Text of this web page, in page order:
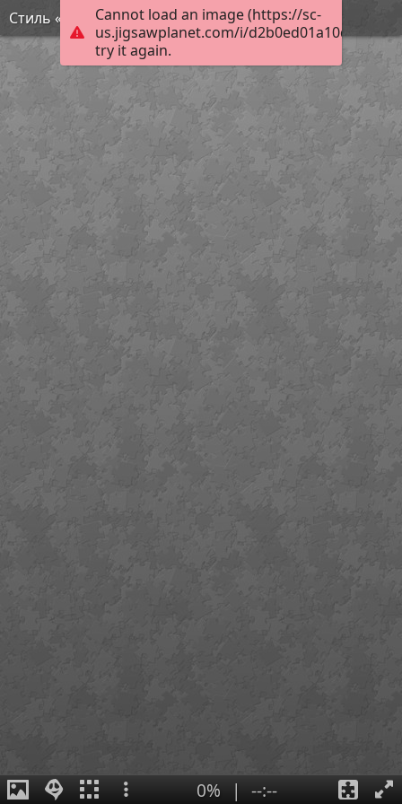
Cannot load an image (https://sc-
us.jigsawplanet.com/i/
try it again.
Стиль «Мимолётное виденье»
0% | --:--